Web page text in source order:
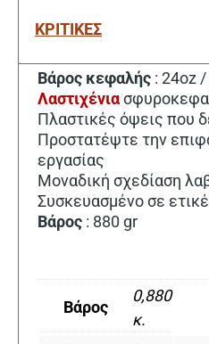
ΚΡΙΤΙΚΕΣ
Βάρος κεφαλής : 24oz
Λαστιχένια
Πλαστικές όψεις που
Προστατέψτε την
εργασίας
Μοναδική σχεδίαση
Συσκευασμένο σε
Βάρος : 880 gr
Βάρος
0,880
κ.